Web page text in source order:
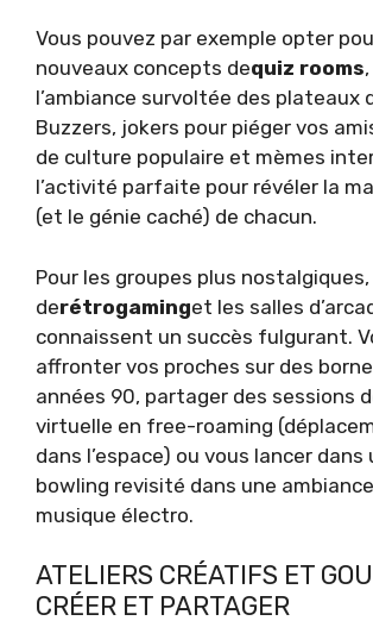
Vous pouvez par exemple opter
nouveaux concepts dequiz rooms
l’ambiance survoltée des plateaux
Buzzers, jokers pour piéger vos
de culture populaire et mèmes
l’activité parfaite pour révéler la
(et le génie caché) de chacun.
Pour les groupes plus
derétrogaminget les salles
connaissent un succès fulgurant.
affronter vos proches sur des
années 90, partager des sessions
virtuelle en free-roaming
dans l’espace) ou vous lancer
bowling revisité dans une
musique électro.
ATELIERS CRÉATIFS ET
CRÉER ET PARTAGER